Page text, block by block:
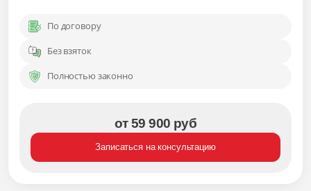
По договору
Без взяток
Полностью законно
от 59 900 руб
Записаться на консультацию